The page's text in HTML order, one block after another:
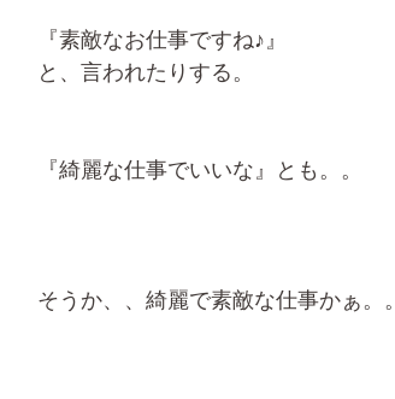
『素敵なお仕事ですね♪』
と、言われたりする。
『綺麗な仕事でいいな』とも。。
そうか、、綺麗で素敵な仕事かぁ。。